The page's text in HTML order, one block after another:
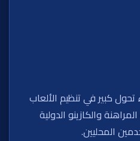
كبير في تنظيم الألعاب
والكازينو الدولية
المحليين.